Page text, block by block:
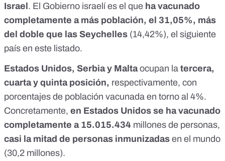
Israel . El Gobierno israelí es el que ha vacunado
completamente a más población, el 31,05%, más
del doble que las Seychelles (14,42%), el siguiente
país en este listado.
Estados Unidos, Serbia y Maltaocupan la tercera,
cuarta y quinta posición, respectivamente, con
porcentajes de población vacunada en torno al 4%.
Concretamente, en Estados Unidos se ha vacunado
completamente a 15.015.434 millones de personas,
casi la mitad de personas inmunizadas en el mundo
(30,2 millones).